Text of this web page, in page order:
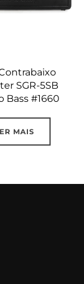
SGR-5SB
Bass #1660
MAIS